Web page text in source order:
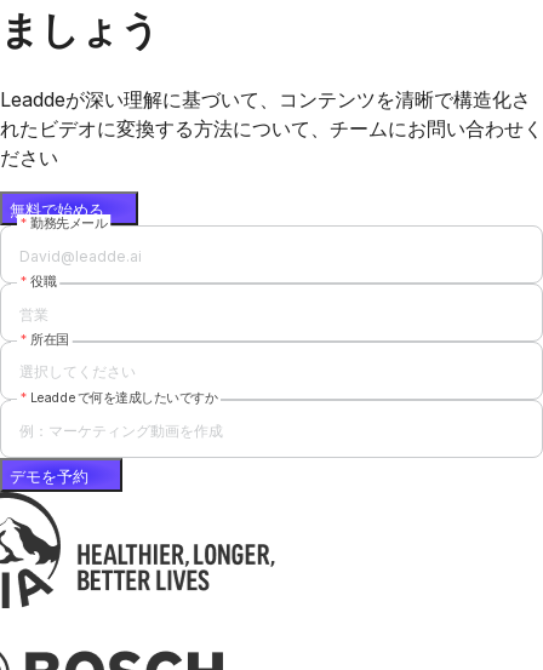
ましょう
Leaddeが深い理解に基づいて、コンテンツを清晰で構造化さ
れたビデオに変換する方法について、チームにお問い合わせく
ださい
無料で始める
勤務先メール
役職
所在国
選択してください
Leaddeで何を達成したいですか
デモを予約